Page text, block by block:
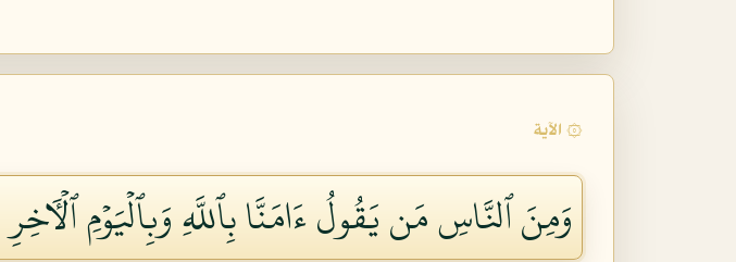
۞ الآية
وَمِنَ ٱلنَّاسِ مَن يَقُولُ ءَامَنَّا بِٱللَّهِ وَبِٱلۡيَوۡمِ